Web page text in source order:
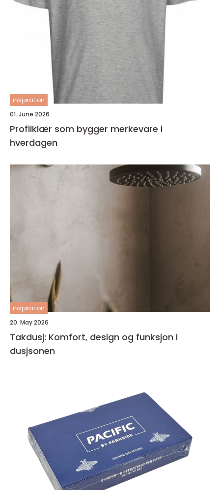
inspiration
01. June 2026
Profilklær som bygger merkevare i
hverdagen
inspiration
20. May 2026
Takdusj: Komfort, design og funksjon i
dusjsonen